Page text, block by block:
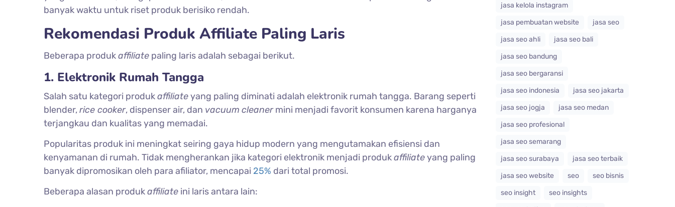
banyak waktu untuk riset produk berisiko rendah.
Rekomendasi Produk Affiliate Paling Laris
Beberapa produkaffiliate paling laris adalah sebagai berikut.
1. Elektronik Rumah Tangga
Salah satu kategori produkaffiliateyang paling diminati adalah elektronik rumah tangga. Barang seperti
blender,rice cooker, dispenser air, dan vacuum cleanermini menjadi favorit konsumen karena harganya
terjangkau dan kualitas yang memadai.
Popularitas produk ini meningkat seiring gaya hidup modern yang mengutamakan efisiensi dan
kenyamanan di rumah. Tidak mengherankan jika kategori elektronik menjadi produkaffiliateyang paling
banyak dipromosikan oleh para afiliator, mencapai 25% dari total promosi.
Beberapa alasan produkaffiliate ini laris antara lain:
jasa kelola instagram
jasa pembuatan website
jasa seo
jasa seo ahli
jasa seo bali
jasa seo bandung
jasa seo bergaransi
jasa seo indonesia
jasa seo jakarta
jasa seo jogja
jasa seo medan
jasa seo profesional
jasa seo semarang
jasa seo surabaya
jasa seo terbaik
jasa seo website
seo
seo bisnis
seo insight
seo insights